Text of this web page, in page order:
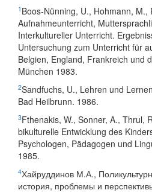
1 Boos-Nünning, U., Hohmann, M.,
Aufnahmeunterricht,
Interkultureller Unterricht.
Untersuchung zum Unterricht für
Belgien, England, Frankreich und
München 1983.
2Sandfuchs, U., Lehren und
Bad Heilbrunn. 1986.
3Fthenakis, W., Sonner, A., Thrul,
bikulturelle Entwicklung des
Psychologen, Pädagogen und
1985.
4Хайруддинов М.А.,
история, проблемы и